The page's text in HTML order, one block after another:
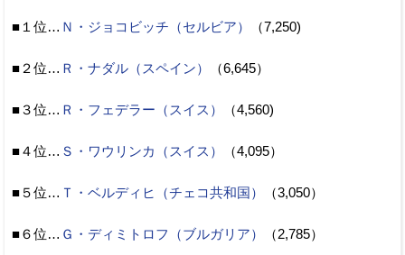
■１位… Ｎ・ジョコビッチ（セルビア） （7,250)
■２位… Ｒ・ナダル（スペイン） （6,645）
■３位… Ｒ・フェデラー（スイス） （4,560)
■４位… Ｓ・ワウリンカ（スイス） （4,095）
■５位… Ｔ・ベルディヒ（チェコ共和国） （3,050）
■６位… Ｇ・ディミトロフ（ブルガリア） （2,785）